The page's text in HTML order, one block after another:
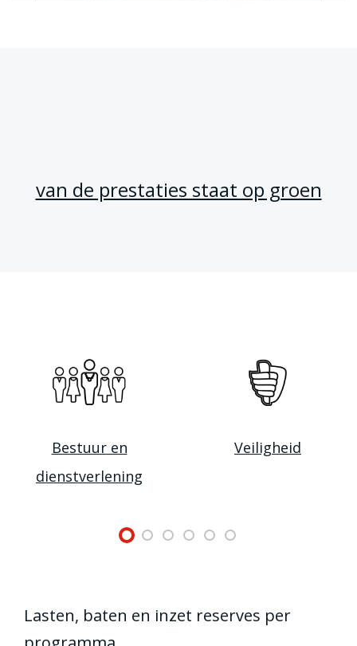
van de prestaties staat op groen
Bestuur en
dienstverlening
Veiligheid
Lasten, baten en inzet reserves per